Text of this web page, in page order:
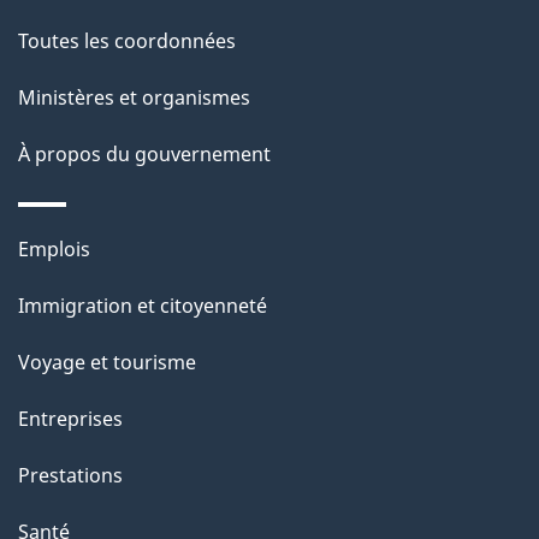
g
e
t
i
n
s
r
c
t
t
p
Toutes les coordonnées
Ministères et organismes
À propos du gouvernement
Thèmes
sujets
Emplois
Immigration et citoyenneté
Voyage et tourisme
Entreprises
Prestations
Santé